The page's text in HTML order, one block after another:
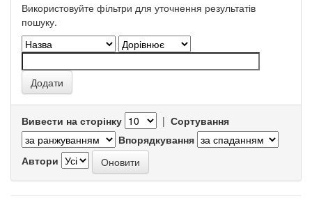
Використовуйте фільтри для уточнення результатів
пошуку.
Вивести на сторінку | Сортування
Впорядкування
Автори